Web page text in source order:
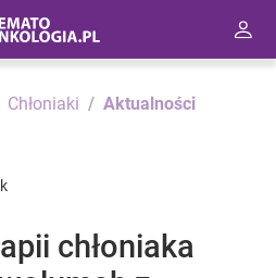
Chłoniaki Aktualności
chłoniaka